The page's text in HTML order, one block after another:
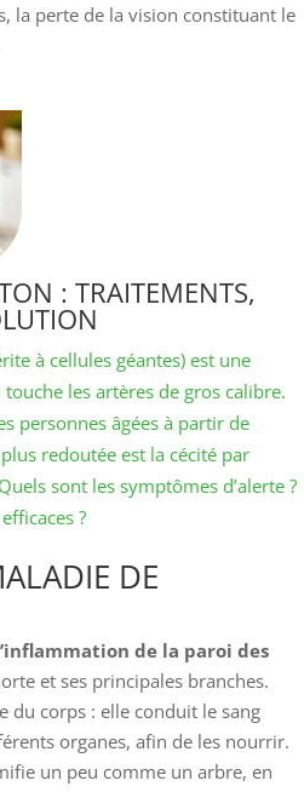
la perte de la vision constituant le
: TRAITEMENTS,
à cellules géantes) est une
les artères de gros calibre.
personnes âgées à partir de
redoutée est la cécité par
sont les symptômes d’alerte ?
?
DE
de la paroi des
et ses principales branches.
du corps : elle conduit le sang
organes, afin de les nourrir.
un peu comme un arbre, en